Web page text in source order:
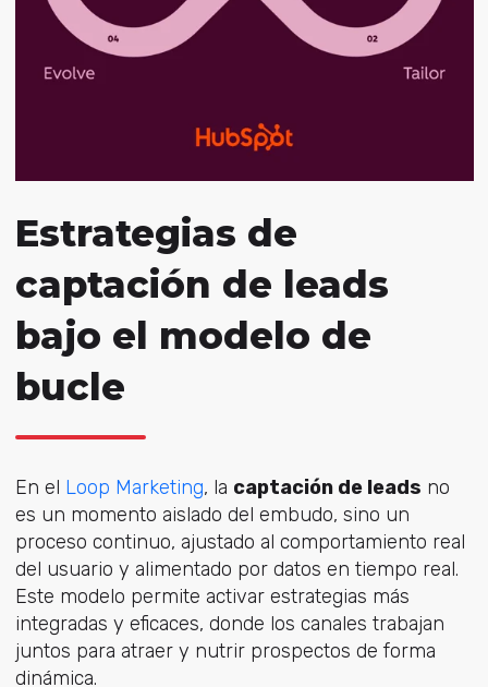
Estrategias de
captación de leads
bajo el modelo de
bucle
En el Loop Marketing, la captación de leads no
es un momento aislado del embudo, sino un
proceso continuo, ajustado al comportamiento real
del usuario y alimentado por datos en tiempo real.
Este modelo permite activar estrategias más
integradas y eficaces, donde los canales trabajan
juntos para atraer y nutrir prospectos de forma
dinámica.